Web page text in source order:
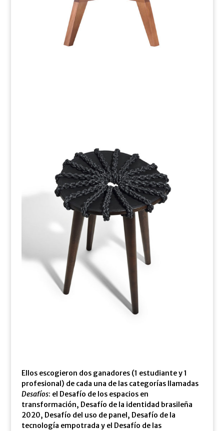
Ellos escogieron dos ganadores (1 estudiante y 1
profesional) de cada una de las categorías llamadas
Desafíos: el Desafío de los espacios en
transformación, Desafío de la identidad brasileña
2020, Desafío del uso de panel, Desafío de la
tecnología empotrada y el Desafío de las